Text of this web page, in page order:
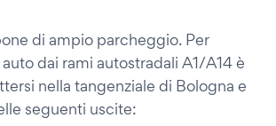
di ampio parcheggio. Per
dai rami autostradali A1/A14 è
nella tangenziale di Bologna e
seguenti uscite: